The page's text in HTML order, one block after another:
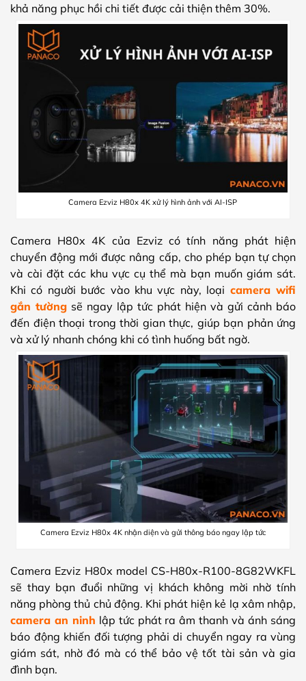
khả năng phục hồi chi tiết được cải thiện thêm 30%.
Camera Ezviz H80x 4K xử lý hình ảnh với AI-ISP
Camera H80x 4K của Ezviz có tính năng phát hiện
chuyển động mới được nâng cấp, cho phép bạn tự chọn
và cài đặt các khu vực cụ thể mà bạn muốn giám sát.
Khi có người bước vào khu vực này, loại camera wifi
gắn tường sẽ ngay lập tức phát hiện và gửi cảnh báo
đến điện thoại trong thời gian thực, giúp bạn phản ứng
và xử lý nhanh chóng khi có tình huống bất ngờ.
Camera Ezviz H80x 4K nhận diện và gửi thông báo ngay lập tức
Camera Ezviz H80x model CS-H80x-R100-8G82WKFL
sẽ thay bạn đuổi những vị khách không mời nhờ tính
năng phòng thủ chủ động. Khi phát hiện kẻ lạ xâm nhập,
camera an ninh lập tức phát ra âm thanh và ánh sáng
báo động khiến đối tượng phải di chuyển ngay ra vùng
giám sát, nhờ đó mà có thể bảo vệ tốt tài sản và gia
đình bạn.